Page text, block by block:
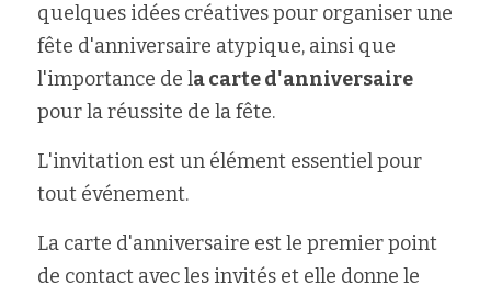
quelques idées créatives pour organiser une
fête d'anniversaire atypique, ainsi que
l'importance de la carte d'anniversaire
pour la réussite de la fête.
L'invitation est un élément essentiel pour
tout événement.
La carte d'anniversaire est le premier point
de contact avec les invités et elle donne le